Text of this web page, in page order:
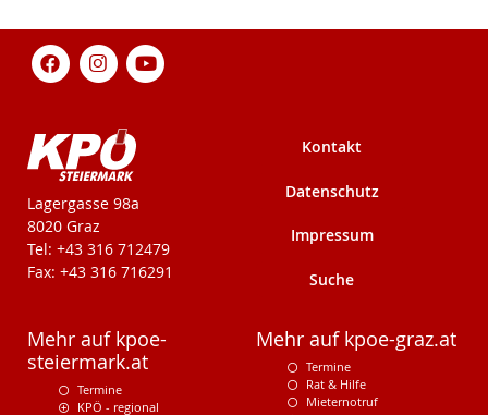
KPÖ-Steiermark
Lagergasse 98a
8020 Graz
Tel: +43 316 712479
Fax: +43 316 716291
Kontakt
Datenschutz
Impressum
Suche
Mehr auf kpoe-
steiermark.at
Termine
KPÖ - regional
Mehr auf kpoe-graz.at
Termine
Rat & Hilfe
Mieternotruf